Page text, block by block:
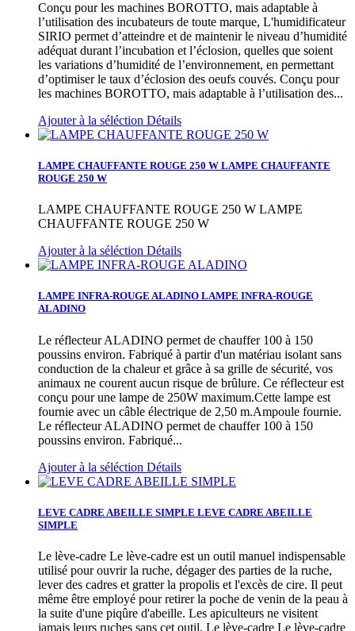
Conçu pour les machines BOROTTO, mais adaptable à
l’utilisation des incubateurs de toute marque, L'humidificateur
SIRIO permet d’atteindre et de maintenir le niveau d’humidité
adéquat durant l’incubation et l’éclosion, quelles que soient
les variations d’humidité de l’environnement, en permettant
d’optimiser le taux d’éclosion des oeufs couvés. Conçu pour
les machines BOROTTO, mais adaptable à l’utilisation des...
Ajouter à la séléction Détails
LAMPE CHAUFFANTE ROUGE 250 W LAMPE CHAUFFANTE
ROUGE 250 W
LAMPE CHAUFFANTE ROUGE 250 W LAMPE
CHAUFFANTE ROUGE 250 W
Ajouter à la séléction Détails
LAMPE INFRA-ROUGE ALADINO LAMPE INFRA-ROUGE
ALADINO
Le réflecteur ALADINO permet de chauffer 100 à 150
poussins environ. Fabriqué à partir d'un matériau isolant sans
conduction de la chaleur et grâce à sa grille de sécurité, vos
animaux ne courent aucun risque de brûlure. Ce réflecteur est
conçu pour une lampe de 250W maximum.Cette lampe est
fournie avec un câble électrique de 2,50 m.Ampoule fournie.
Le réflecteur ALADINO permet de chauffer 100 à 150
poussins environ. Fabriqué...
Ajouter à la séléction Détails
LEVE CADRE ABEILLE SIMPLE LEVE CADRE ABEILLE
SIMPLE
Le lève-cadre Le lève-cadre est un outil manuel indispensable
utilisé pour ouvrir la ruche, dégager des parties de la ruche,
lever des cadres et gratter la propolis et l'excès de cire. Il peut
même être employé pour retirer la poche de venin de la peau à
la suite d'une piqûre d'abeille. Les apiculteurs ne visitent
jamais leurs ruches sans cet outil. Le lève-cadre Le lève-cadre